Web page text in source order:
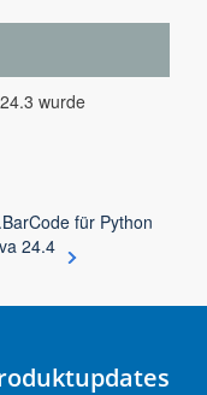
wurde
für Python
24.4